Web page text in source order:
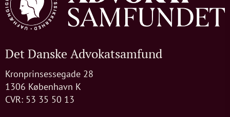
Det Danske Advokatsamfund
Kronprinsessegade 28
1306 København K
CVR: 53 35 50 13